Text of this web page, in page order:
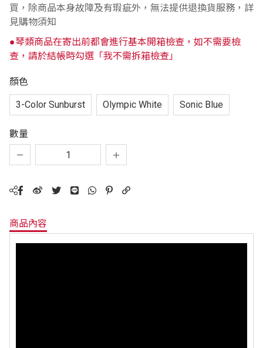
買，除商品本身故障及有瑕疵外，無法提供退換貨服務，詳
見購物須知
●琴類商品在寄出前都會進行基本開箱檢查，如不需要檢
查，請於結帳時勾選「我不需拆箱檢查」
顏色
3-Color Sunburst Olympic White Sonic Blue
數量
商品內容